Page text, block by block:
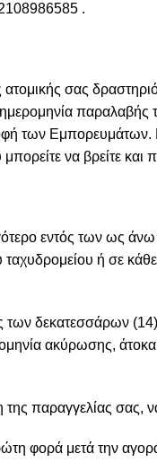
.
σας
ημερομηνία
των
να βρείτε και
εντός των ως
ή σε
των δεκατεσσάρων
ακύρωσης,
παραγγελίας σας,
φορά μετά την